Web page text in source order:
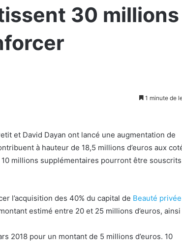
30 millions
1 minute de
et David Dayan ont lancé une augmentation de
à hauteur de 18,5 millions d’euros aux
millions supplémentaires pourront être
l’acquisition des 40% du capital de Beauté
estimé entre 20 et 25 millions d’euros, ainsi
2018 pour un montant de 5 millions d’euros. 10